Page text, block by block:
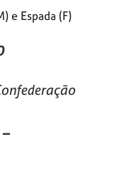
e Espada (F)
–